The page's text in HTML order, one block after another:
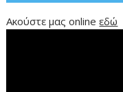
Ακούστε μας onlineεδώ